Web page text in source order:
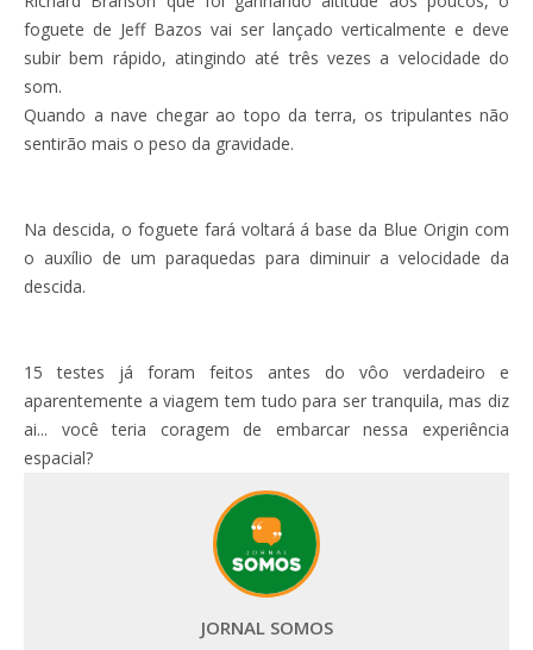
foguete de Jeff Bazos vai ser lançado verticalmente e deve
subir bem rápido, atingindo até três vezes a velocidade do
som.
Quando a nave chegar ao topo da terra, os tripulantes não
sentirão mais o peso da gravidade.
Na descida, o foguete fará voltará á base da Blue Origin com
o auxílio de um paraquedas para diminuir a velocidade da
descida.
15 testes já foram feitos antes do vôo verdadeiro e
aparentemente a viagem tem tudo para ser tranquila, mas diz
ai... você teria coragem de embarcar nessa experiência
espacial?
JORNAL SOMOS